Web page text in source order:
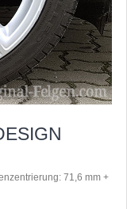
71,6 mm +